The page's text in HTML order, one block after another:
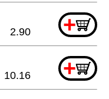
+
2.90
+
10.16